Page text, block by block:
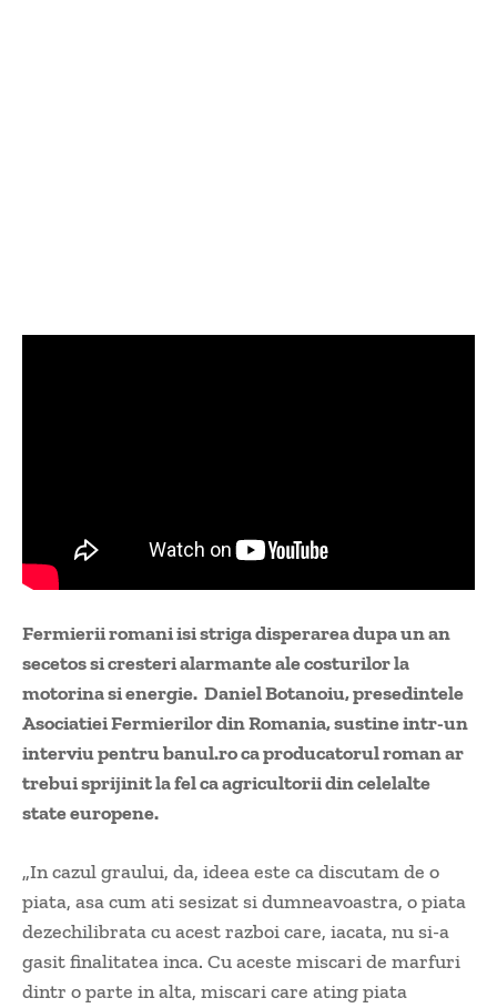
Fermierii romani isi striga disperarea dupa un an
secetos si cresteri alarmante ale costurilor la
motorina si energie. Daniel Botanoiu, presedintele
Asociatiei Fermierilor din Romania, sustine intr-un
interviu pentru banul.ro ca producatorul roman ar
trebui sprijinit la fel ca agricultorii din celelalte
state europene.
„In cazul graului, da, ideea este ca discutam de o
piata, asa cum ati sesizat si dumneavoastra, o piata
dezechilibrata cu acest razboi care, iacata, nu si-a
gasit finalitatea inca. Cu aceste miscari de marfuri
dintr o parte in alta, miscari care ating piata